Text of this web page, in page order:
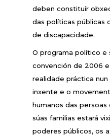
deben constituír
das políticas públicas
de discapacidade.
O programa político e
convención de 2006 e
realidade práctica
inxente e o
humanos das
súas familias estará
poderes públicos, os